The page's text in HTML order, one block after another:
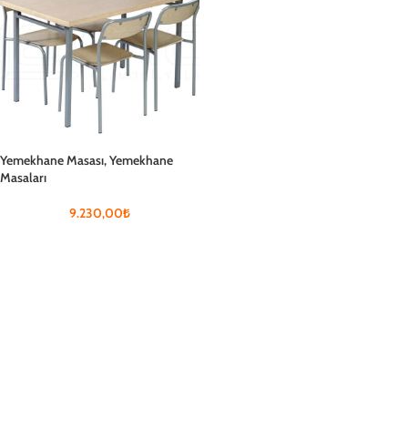
Yemekhane Masası, Yemekhane
Masaları
9.230,00₺